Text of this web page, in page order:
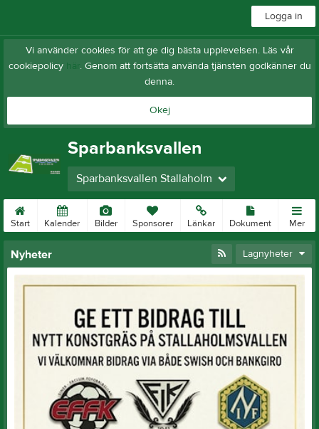
Logga in
Vi använder cookies för att ge dig bästa upplevelsen. Läs vår
cookiepolicy här. Genom att fortsätta använda tjänsten godkänner du
denna.
Okej
Sparbanksvallen
Sparbanksvallen Stallaholm
Start Kalender Bilder Sponsorer Länkar Dokument Mer
Nyheter Lagnyheter